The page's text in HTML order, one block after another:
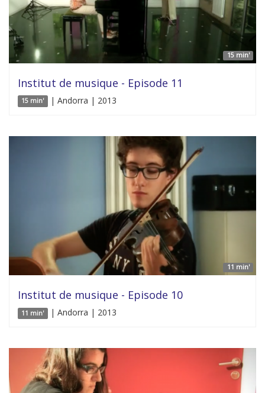
15 min'
Institut de musique - Episode 11
15 min' | Andorra | 2013
11 min'
Institut de musique - Episode 10
11 min' | Andorra | 2013